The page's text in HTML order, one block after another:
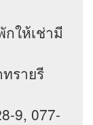
ให้เช่ามี
รายรี
9, 077-